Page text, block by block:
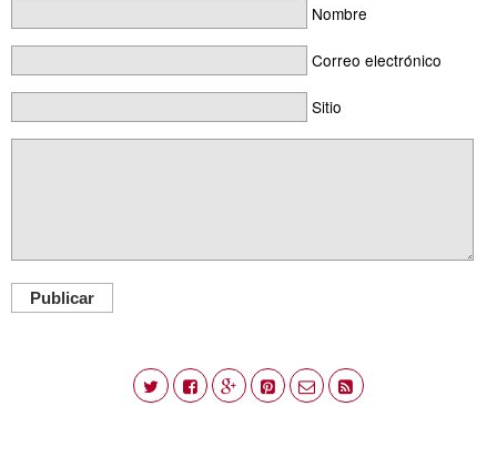
Nombre
Correo electrónico
Sitio
Publicar